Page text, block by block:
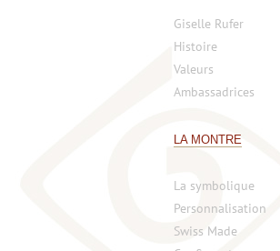
Giselle Rufer
Histoire
Valeurs
Ambassadrices
LA MONTRE
La symbolique
Personnalisation
Swiss Made